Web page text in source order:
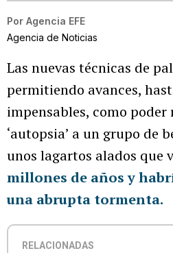
Por Agencia EFE
Agencia de Noticias
Las nuevas técnicas de
permitiendo avances,
impensables, como
‘autopsia’ a un grupo de
unos lagartos alados que
millones de años y
una abrupta tormenta.
RELACIONADAS